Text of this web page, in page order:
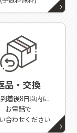
品・交換
着後8日以内に
お電話で
合わせください